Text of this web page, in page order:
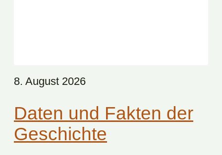
8. August 2026
Daten und Fakten der
Geschichte